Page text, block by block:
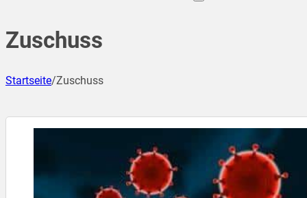
Zuschuss
Startseite/Zuschuss